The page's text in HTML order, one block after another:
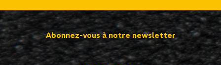
Abonnez-vous à notre newsletter